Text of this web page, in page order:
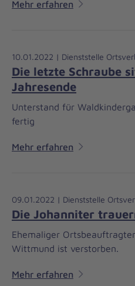
Mehr erfahren
10.01.2022 | Dienststelle
Die letzte Schraube
Jahresende
Unterstand für
fertig
Mehr erfahren
09.01.2022 | Dienststelle
Die Johanniter
Ehemaliger
Wittmund ist verstorben.
Mehr erfahren